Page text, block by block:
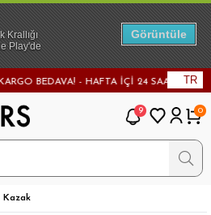
KARGODA! - MAĞAZADAN TR
9 0
Kazak
Krallığı
Play'de
Görüntüle